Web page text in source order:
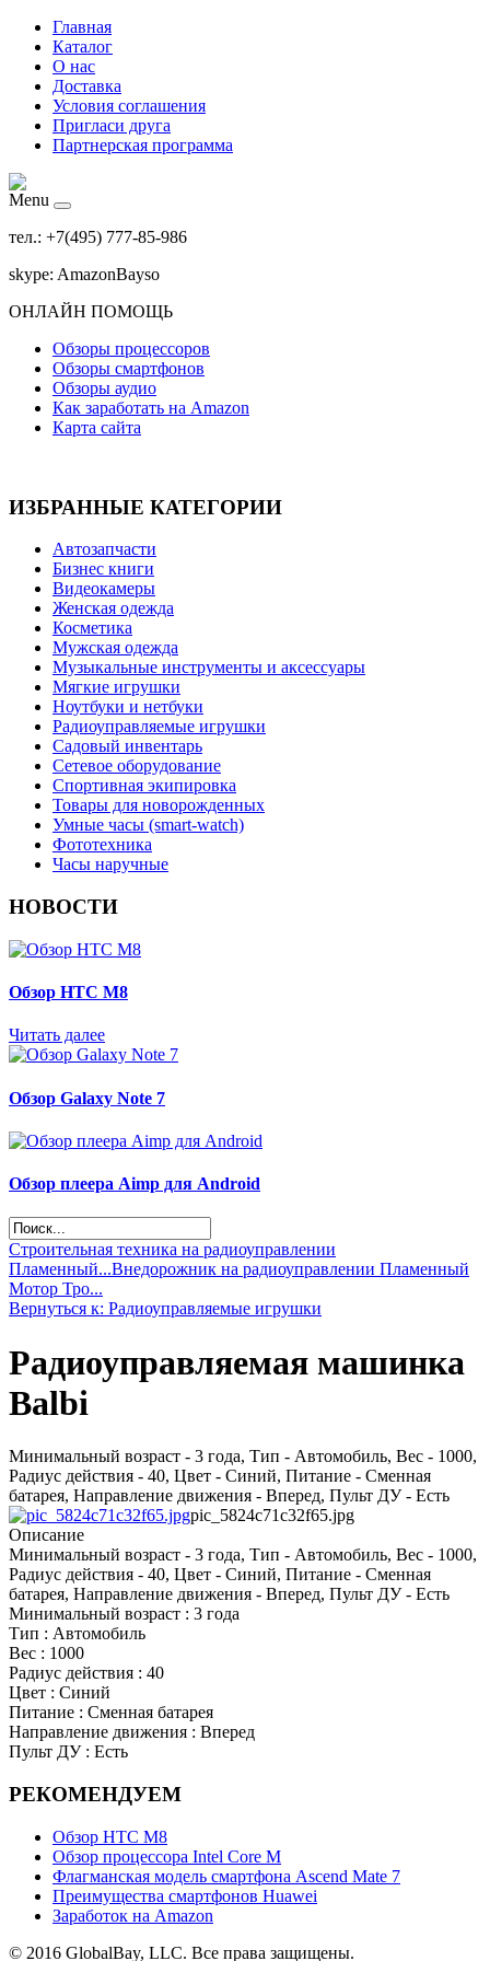
Главная
Каталог
О нас
Доставка
Условия соглашения
Пригласи друга
Партнерская программа
Menu
тел.: +7(495) 777-85-986
skype: AmazonBayso
ОНЛАЙН ПОМОЩЬ
Обзоры процессоров
Обзоры смартфонов
Обзоры аудио
Как заработать на Amazon
Карта сайта
ИЗБРАННЫЕ КАТЕГОРИИ
Автозапчасти
Бизнес книги
Видеокамеры
Женская одежда
Косметика
Мужская одежда
Музыкальные инструменты и аксессуары
Мягкие игрушки
Ноутбуки и нетбуки
Радиоуправляемые игрушки
Садовый инвентарь
Сетевое оборудование
Спортивная экипировка
Товары для новорожденных
Умные часы (smart-watch)
Фототехника
Часы наручные
НОВОСТИ
Обзор НТС М8
Читать далее
Обзор Galaxy Note 7
Обзор плеера Aimp для Android
Строительная техника на радиоуправлении
Пламенный...Внедорожник на радиоуправлении Пламенный
Мотор Тро...
Вернуться к: Радиоуправляемые игрушки
Радиоуправляемая машинка
Balbi
Минимальный возраст - 3 года, Тип - Автомобиль, Вес - 1000,
Радиус действия - 40, Цвет - Синий, Питание - Сменная
батарея, Направление движения - Вперед, Пульт ДУ - Есть
pic_5824c71c32f65.jpg
Описание
Минимальный возраст - 3 года, Тип - Автомобиль, Вес - 1000,
Радиус действия - 40, Цвет - Синий, Питание - Сменная
батарея, Направление движения - Вперед, Пульт ДУ - Есть
Минимальный возраст : 3 года
Тип : Автомобиль
Вес : 1000
Радиус действия : 40
Цвет : Синий
Питание : Сменная батарея
Направление движения : Вперед
Пульт ДУ : Есть
РЕКОМЕНДУЕМ
Обзор НТС М8
Обзор процессора Intel Core M
Флагманская модель смартфона Ascend Mate 7
Преимущества смартфонов Huawei
Заработок на Amazon
© 2016 GlobalBay, LLC. Все права защищены.